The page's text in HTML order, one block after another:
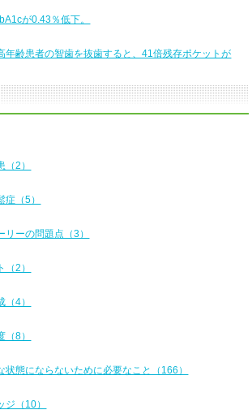
が0.43％低下。
年齢患者の智歯を抜歯すると、41倍残存ポケットが
2）
（5）
ーの問題点（3）
2）
4）
8）
状態にならないために必要なこと（166）
ジ（10）